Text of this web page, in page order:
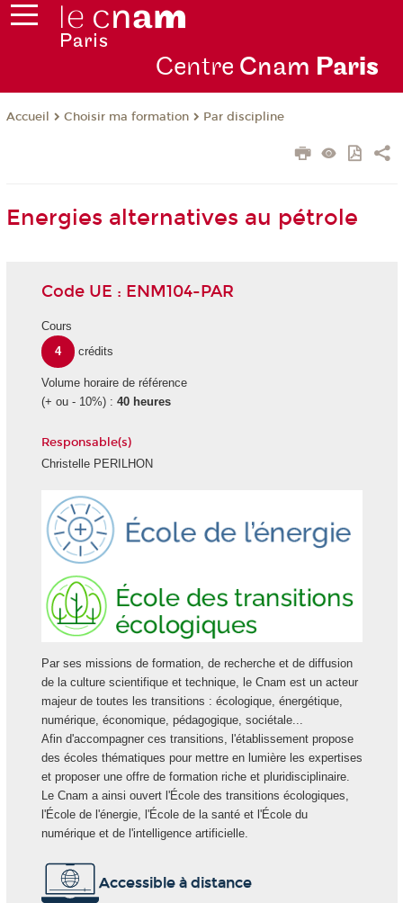
Centre Cnam Paris
Accueil Choisir ma formation Par discipline
Energies alternatives au pétrole
Code UE : ENM104-PAR
Cours
4
crédits
Volume horaire de référence
(+ ou - 10%) : 40 heures
Responsable(s)
Christelle PERILHON
Ecole
Energie
Par ses missions de formation, de recherche et de diffusion
de la culture scientifique et technique, le Cnam est un acteur
majeur de toutes les transitions : écologique, énergétique,
numérique, économique, pédagogique, sociétale...
Afin d'accompagner ces transitions, l'établissement propose
des écoles thématiques pour mettre en lumière les expertises
et proposer une offre de formation riche et pluridisciplinaire.
Le Cnam a ainsi ouvert l'École des transitions écologiques,
l'École de l'énergie, l'École de la santé et l'École du
numérique et de l'intelligence artificielle.
Accessible à distance